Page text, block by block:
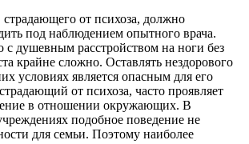
от психоза, должно
под наблюдением опытного врача.
с душевным расстройством на ноги без
крайне сложно. Оставлять нездорового
условиях является опасным для его
от психоза, часто проявляет
в отношении окружающих. В
подобное поведение не
для семьи. Поэтому наиболее